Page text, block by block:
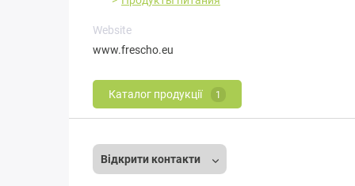
Website
www.frescho.eu
Каталог продукції 1
Відкрити контакти